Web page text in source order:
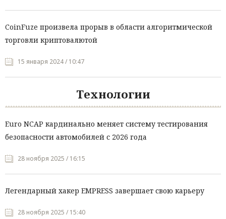
CoinFuze произвела прорыв в области алгоритмической
торговли криптовалютой
15 января 2024 / 10:47
Технологии
Euro NCAP кардинально меняет систему тестирования
безопасности автомобилей с 2026 года
28 ноября 2025 / 16:15
Легендарный хакер EMPRESS завершает свою карьеру
28 ноября 2025 / 15:40